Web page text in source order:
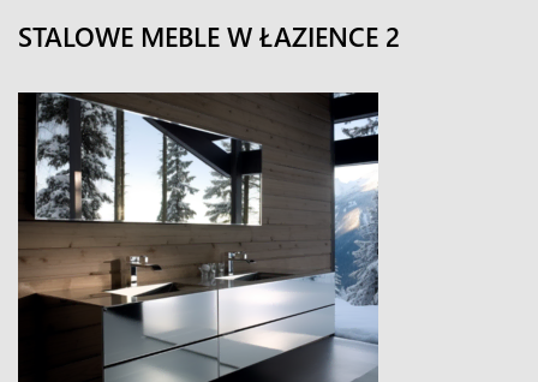
STALOWE MEBLE W ŁAZIENCE 2